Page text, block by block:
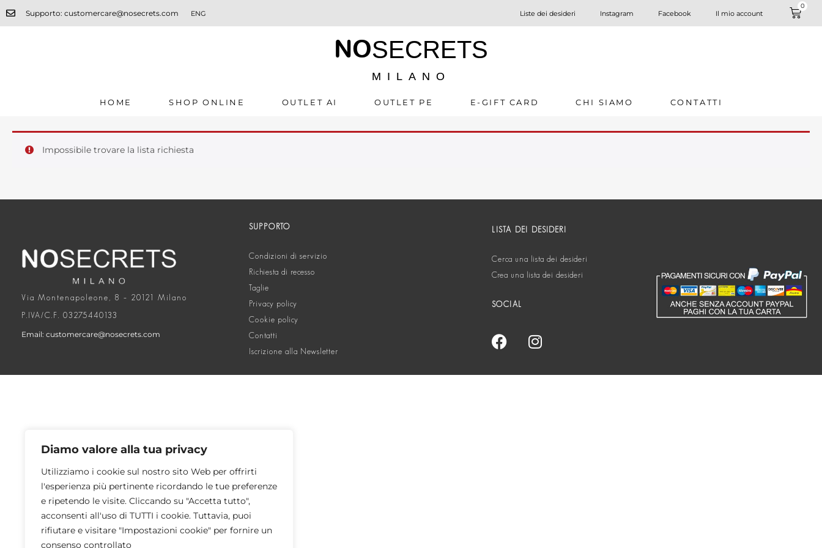
Diamo valore alla tua privacy
Utilizziamo i cookie sul nostro sito Web per offrirti
l'esperienza più pertinente ricordando le tue preferenze
e ripetendo le visite. Cliccando su "Accetta tutto",
acconsenti all'uso di TUTTI i cookie. Tuttavia, puoi
rifiutare e visitare "Impostazioni cookie" per fornire un
consenso controllato
Supporto: customercare@nosecrets.com ENG Liste dei desideri Instagram Facebook Il mio account
0
NOSECRETS
MILANO
HOME SHOP ONLINE OUTLET AI OUTLET PE E-GIFT CARD CHI SIAMO CONTATTI
Impossibile trovare la lista richiesta
Via Montenapoleone, 8 – 20121 Milano
P.IVA/C.F. 03275440133
Email: customercare@nosecrets.com
SUPPORTO
Condizioni di servizio
Richiesta di recesso
Taglie
Privacy policy
Cookie policy
Contatti
Iscrizione alla Newsletter
LISTA DEI DESIDERI
Cerca una lista dei desideri
Crea una lista dei desideri
SOCIAL